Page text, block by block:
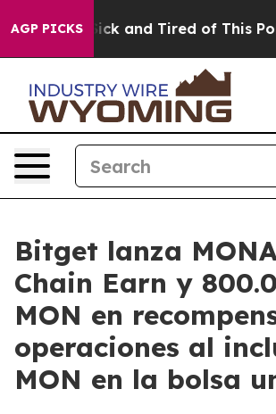
AGP PICKS
Are Sick and Tired of This
Bitget lanza
Chain Earn y
MON en
operaciones al
MON en la bolsa